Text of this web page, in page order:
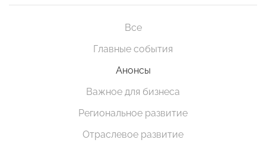
Все
Главные события
Анонсы
Важное для бизнеса
Региональное развитие
Отраслевое развитие